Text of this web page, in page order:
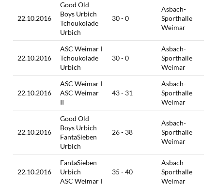
22.10.2016
Good Old
Boys Urbich
Tchoukolade
Urbich
30 - 0
Asbach-
Sporthalle
Weimar
22.10.2016
ASC Weimar I
Tchoukolade
Urbich
30 - 0
Asbach-
Sporthalle
Weimar
22.10.2016
ASC Weimar I
ASC Weimar
II
43 - 31
Asbach-
Sporthalle
Weimar
22.10.2016
Good Old
Boys Urbich
FantaSieben
Urbich
26 - 38
Asbach-
Sporthalle
Weimar
22.10.2016
FantaSieben
Urbich
ASC Weimar I
35 - 40
Asbach-
Sporthalle
Weimar